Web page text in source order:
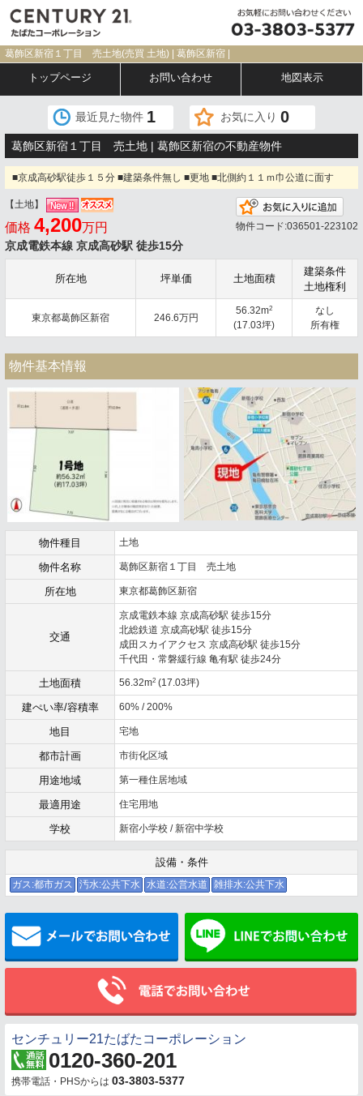
葛飾区新宿１丁目 売土地(売買 土地) | 葛飾区新宿 |
トップページ お問い合わせ 地図表示
最近見た物件 1 お気に入り 0
葛飾区新宿１丁目 売土地 | 葛飾区新宿の不動産物件
■京成高砂駅徒歩１５分 ■建築条件無し ■更地 ■北側約１１ｍ巾公道に面す
【土地】
価格 4,200万円
京成電鉄本線 京成高砂駅 徒歩15分
物件コード:036501-223102
所在地 坪単価 土地面積
建築条件
土地権利
東京都葛飾区新宿 246.6万円
56.32m2
(17.03坪)
なし
所有権
物件基本情報
物件種目 土地
物件名称 葛飾区新宿１丁目 売土地
所在地 東京都葛飾区新宿
交通
京成電鉄本線 京成高砂駅 徒歩15分
北総鉄道 京成高砂駅 徒歩15分
成田スカイアクセス 京成高砂駅 徒歩15分
千代田・常磐緩行線 亀有駅 徒歩24分
土地面積 56.32m2 (17.03坪)
建ぺい率/容積率 60% / 200%
地目 宅地
都市計画 市街化区域
用途地域 第一種住居地域
最適用途 住宅用地
学校 新宿小学校 / 新宿中学校
設備・条件
ガス:都市ガス 汚水:公共下水 水道:公営水道 雑排水:公共下水
メールでお問い合わせ
センチュリー21たばたコーポレーション
0120-360-201
携帯電話・PHSからは 03-3803-5377